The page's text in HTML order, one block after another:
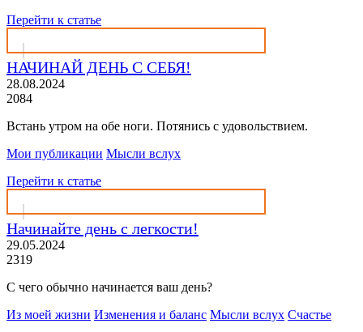
Перейти к статье
НАЧИНАЙ ДЕНЬ С СЕБЯ!
28.08.2024
2084
Встань утром на обе ноги. Потянись с удовольствием.
Мои публикации Мысли вслух
Перейти к статье
Начинайте день с легкости!
29.05.2024
2319
С чего обычно начинается ваш день?
Из моей жизни Изменения и баланс Мысли вслух Счастье